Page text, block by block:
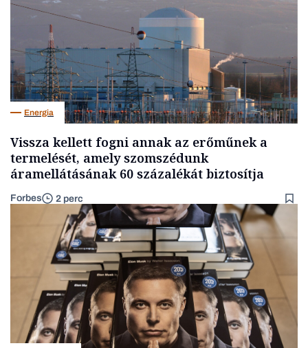
Energia
Vissza kellett fogni annak az erőműnek a
termelését, amely szomszédunk
áramellátásának 60 százalékát biztosítja
Forbes 2 perc